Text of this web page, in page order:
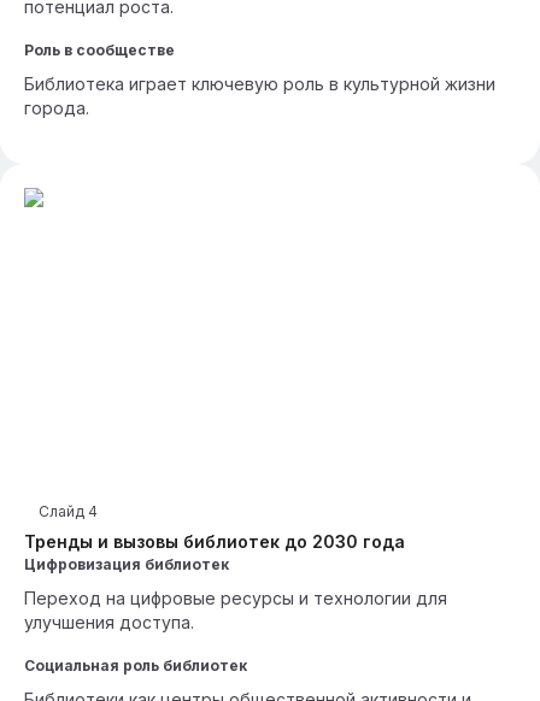
потенциал роста.
Роль в сообществе
Библиотека играет ключевую роль в культурной жизни
города.
Тренды и вызовы библиотек до 2030 года
Слайд 4
Цифровизация библиотек
Переход на цифровые ресурсы и технологии для
улучшения доступа.
Социальная роль библиотек